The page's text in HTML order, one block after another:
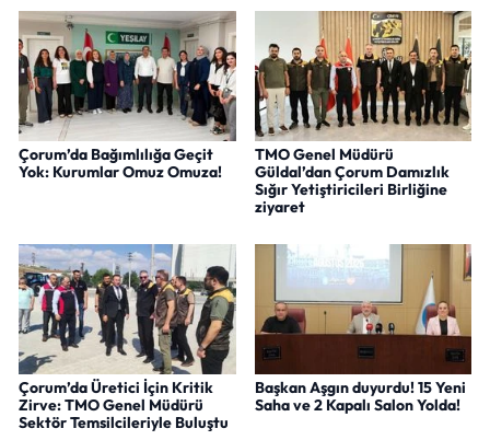
Çorum’da Bağımlılığa Geçit
Yok: Kurumlar Omuz Omuza!
TMO Genel Müdürü
Güldal’dan Çorum Damızlık
Sığır Yetiştiricileri Birliğine
ziyaret
Çorum’da Üretici İçin Kritik
Zirve: TMO Genel Müdürü
Sektör Temsilcileriyle Buluştu
Başkan Aşgın duyurdu! 15 Yeni
Saha ve 2 Kapalı Salon Yolda!